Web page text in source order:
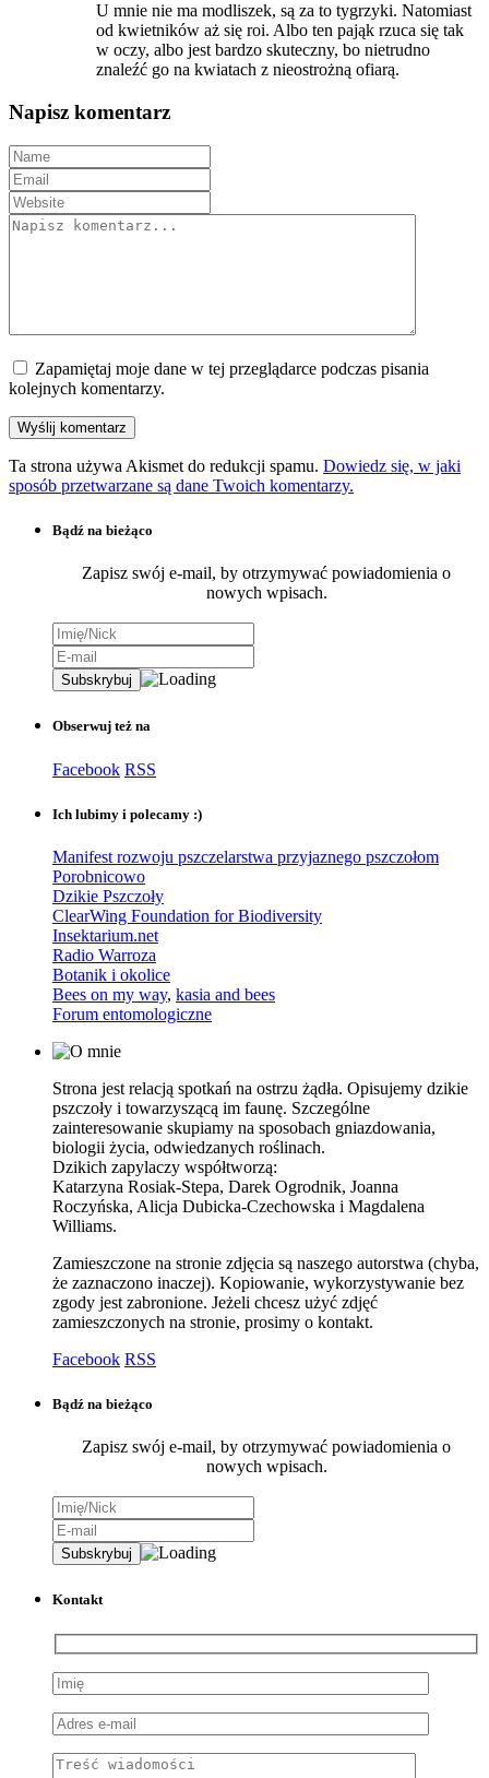
U mnie nie ma modliszek, są za to tygrzyki. Natomiast
od kwietników aż się roi. Albo ten pająk rzuca się tak
w oczy, albo jest bardzo skuteczny, bo nietrudno
znaleźć go na kwiatach z nieostrożną ofiarą.
Napisz komentarz
Zapamiętaj moje dane w tej przeglądarce podczas pisania
kolejnych komentarzy.
Ta strona używa Akismet do redukcji spamu. Dowiedz się, w jaki
sposób przetwarzane są dane Twoich komentarzy.
Bądź na bieżąco
Zapisz swój e-mail, by otrzymywać powiadomienia o
nowych wpisach.
Obserwuj też na
Facebook RSS
Ich lubimy i polecamy :)
Manifest rozwoju pszczelarstwa przyjaznego pszczołom
Porobnicowo
Dzikie Pszczoły
ClearWing Foundation for Biodiversity
Insektarium.net
Radio Warroza
Botanik i okolice
Bees on my way, kasia and bees
Forum entomologiczne
Strona jest relacją spotkań na ostrzu żądła. Opisujemy dzikie
pszczoły i towarzyszącą im faunę. Szczególne
zainteresowanie skupiamy na sposobach gniazdowania,
biologii życia, odwiedzanych roślinach.
Dzikich zapylaczy współtworzą:
Katarzyna Rosiak-Stepa, Darek Ogrodnik, Joanna
Roczyńska, Alicja Dubicka-Czechowska i Magdalena
Williams.
Zamieszczone na stronie zdjęcia są naszego autorstwa (chyba,
że zaznaczono inaczej). Kopiowanie, wykorzystywanie bez
zgody jest zabronione. Jeżeli chcesz użyć zdjęć
zamieszczonych na stronie, prosimy o kontakt.
Facebook RSS
Bądź na bieżąco
Zapisz swój e-mail, by otrzymywać powiadomienia o
nowych wpisach.
Kontakt